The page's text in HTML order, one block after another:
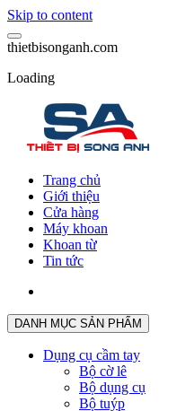
Skip to content
thietbisonganh.com
Loading
Trang chủ
Giới thiệu
Cửa hàng
Máy khoan
Khoan từ
Tin tức
DANH MỤC SẢN PHẨM
Dụng cụ cầm tay
Bộ cờ lê
Bộ dụng cụ
Bộ tuýp